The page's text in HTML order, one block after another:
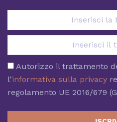
Autorizzo il trattamento
l'informativa sulla privacy
regolamento UE 2016/679